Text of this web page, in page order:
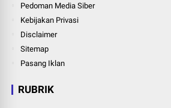
Pedoman Media Siber
Kebijakan Privasi
Disclaimer
Sitemap
Pasang Iklan
RUBRIK